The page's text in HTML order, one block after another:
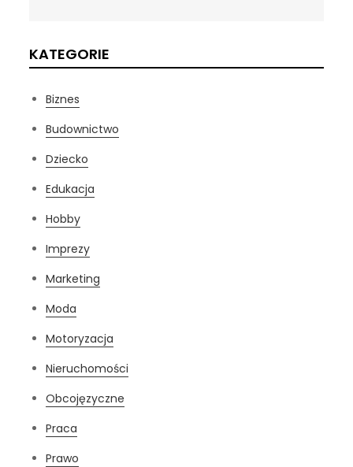
KATEGORIE
Biznes
Budownictwo
Dziecko
Edukacja
Hobby
Imprezy
Marketing
Moda
Motoryzacja
Nieruchomości
Obcojęzyczne
Praca
Prawo